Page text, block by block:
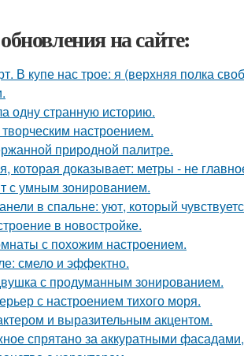
на сайте:
В купе нас трое: я (верхняя полка
одну странную историю.
настроением.
природной палитре.
которая доказывает: метры - не
с умным зонированием.
в спальне: уют, который
в новостройке.
с похожим настроением.
смело и эффектно.
с продуманным зонированием.
с настроением тихого моря.
и выразительным акцентом.
спрятано за аккуратными